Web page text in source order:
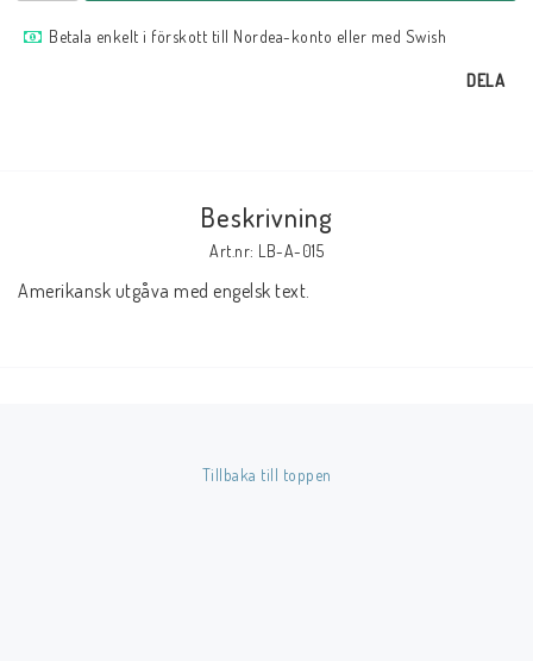
Inkl. Moms
Betala enkelt i förskott till Nordea-konto eller med Swish
DELA
Beskrivning
Art.nr: LB-A-015
Amerikansk utgåva med engelsk text.
Tillbaka till toppen